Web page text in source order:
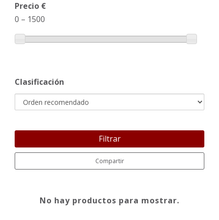
Precio €
0 – 1500
Clasificación
Filtrar
Compartir
No hay productos para mostrar.